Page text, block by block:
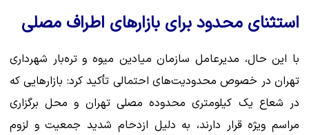
استثنای محدود برای بازارهای اطراف مصلی
با این حال، مدیرعامل سازمان میادین میوه و تره‌بار شهرداری
تهران در خصوص محدودیت‌های احتمالی تأکید کرد: بازارهایی که
در شعاع یک کیلومتری محدوده مصلی تهران و محل برگزاری
مراسم ویژه قرار دارند، به دلیل ازدحام شدید جمعیت و لزوم